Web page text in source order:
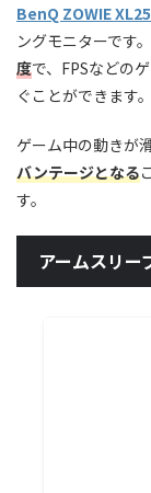
BenQ ZOWIE
ングモニターです。
度で、FPSなどの
ぐことができます。
ゲーム中の動きが
バンテージとなる
す。
アームスリ